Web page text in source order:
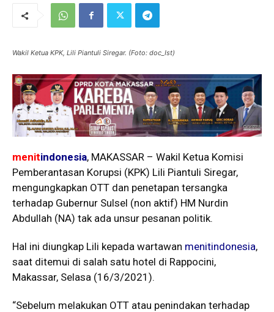
Wakil Ketua KPK, Lili Piantuli Siregar. (Foto: doc_Ist)
menitindonesia, MAKASSAR – Wakil Ketua Komisi
Pemberantasan Korupsi (KPK) Lili Piantuli Siregar,
mengungkapkan OTT dan penetapan tersangka
terhadap Gubernur Sulsel (non aktif) HM Nurdin
Abdullah (NA) tak ada unsur pesanan politik.
Hal ini diungkap Lili kepada wartawan menitindonesia,
saat ditemui di salah satu hotel di Rappocini,
Makassar, Selasa (16/3/2021).
“Sebelum melakukan OTT atau penindakan terhadap